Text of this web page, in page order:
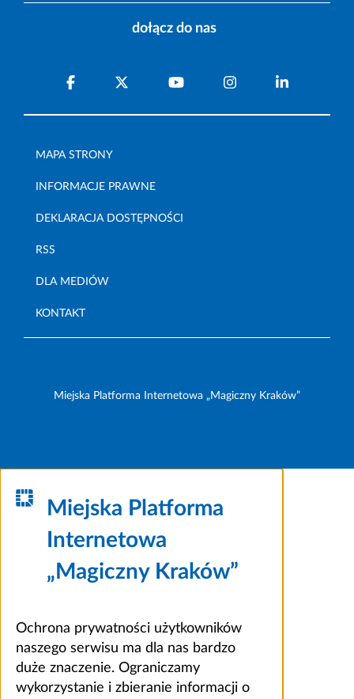
dołącz do nas
MAPA STRONY
INFORMACJE PRAWNE
DEKLARACJA DOSTĘPNOŚCI
RSS
DLA MEDIÓW
KONTAKT
Miejska Platforma Internetowa „Magiczny Kraków”
Miejska Platforma
Internetowa
„Magiczny Kraków”
Ochrona prywatności użytkowników
naszego serwisu ma dla nas bardzo
duże znaczenie. Ograniczamy
wykorzystanie i zbieranie informacji o